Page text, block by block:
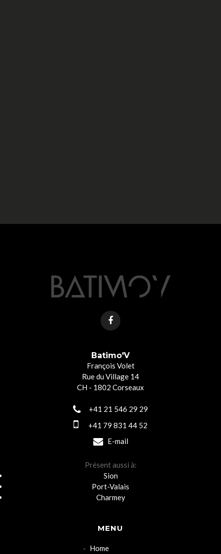
MENU
Home
Batimo'V
François Volet
Rue du Village 14
CH - 1802 Corseaux
+41 21 546 29 29
+41 79 831 44 52
E-mail
Présent aussi à:
Sion
Port-Valais
Charmey